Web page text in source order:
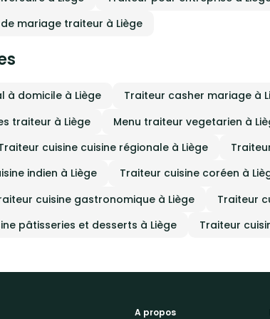
mariage traiteur à Liège
à domicile à Liège Traiteur casher mariage à
traiteur à Liège Menu traiteur vegetarien à
cuisine cuisine régionale à Liège
indien à Liège
Traiteur cuisine coréen à
cuisine gastronomique à Liège
Traiteur
pâtisseries et desserts à Liège Traiteur
A propos